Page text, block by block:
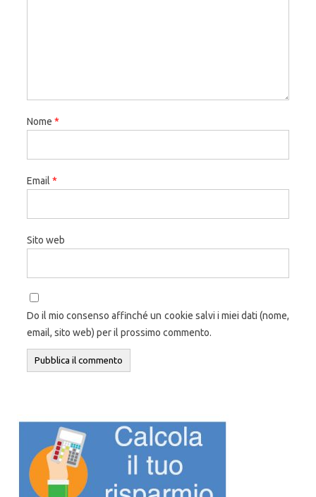
Nome *
Email *
Sito web
Do il mio consenso affinché un cookie salvi i miei dati (nome,
email, sito web) per il prossimo commento.